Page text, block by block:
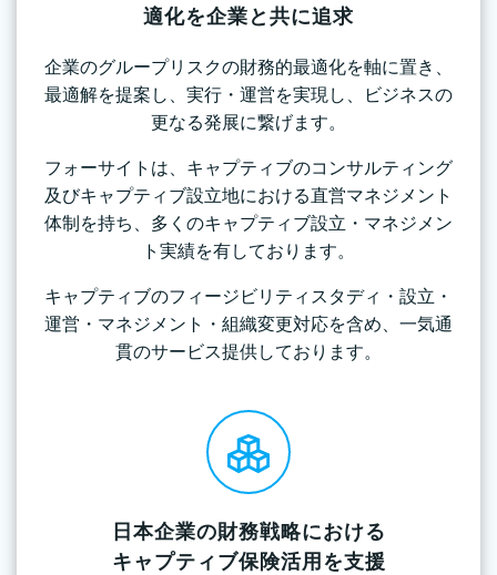
適化を企業と共に追求
企業のグループリスクの財務的最適化を軸に置き、
最適解を提案し、実⾏・運営を実現し、ビジネスの
更なる発展に繋げます。
フォーサイトは、キャプティブのコンサルティング
及びキャプティブ設立地における直営マネジメント
体制を持ち、多くのキャプティブ設⽴・マネジメン
ト実績を有しております。
キャプティブのフィージビリティスタディ・設⽴・
運営・マネジメント・組織変更対応を含め、一気通
貫のサービス提供しております。
⽇本企業の財務戦略における
キャプティブ保険活用を支援